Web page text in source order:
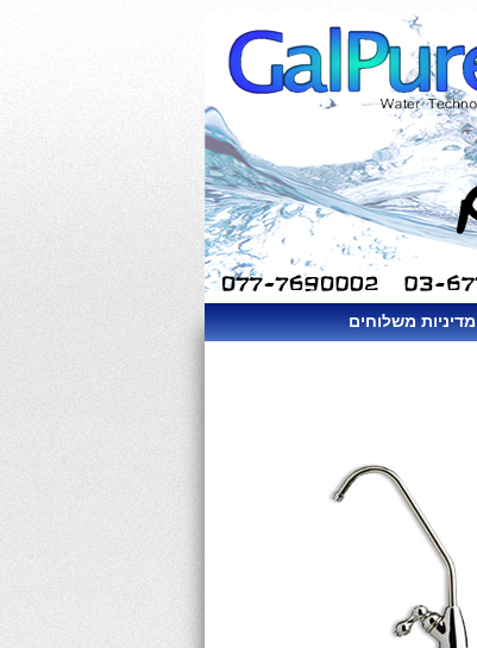
מדיניות משלוחים